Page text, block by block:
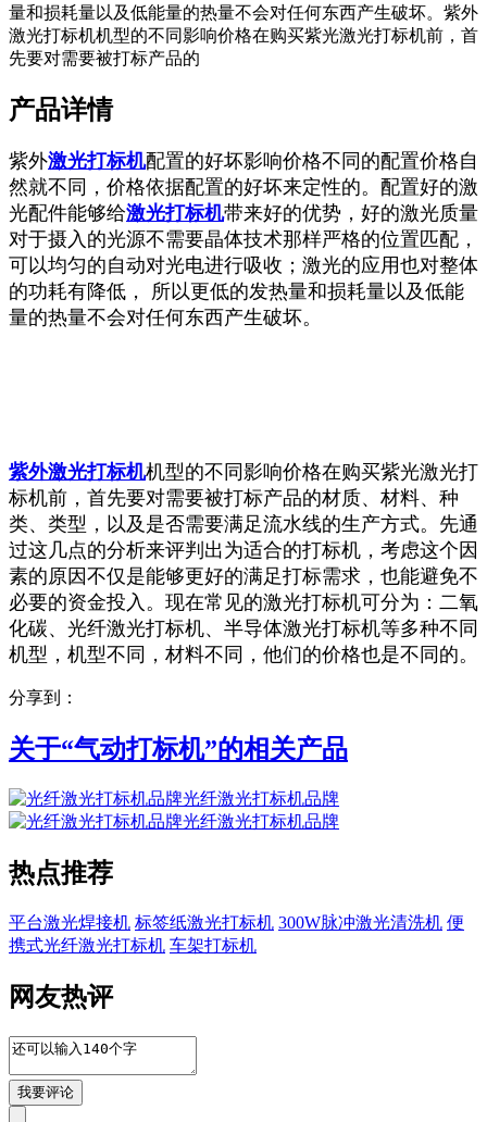
量和损耗量以及低能量的热量不会对任何东西产生破坏。紫外
激光打标机机型的不同影响价格在购买紫光激光打标机前，首
先要对需要被打标产品的
产品详情
紫外激光打标机配置的好坏影响价格不同的配置价格自
然就不同，价格依据配置的好坏来定性的。配置好的激
光配件能够给激光打标机带来好的优势，好的激光质量
对于摄入的光源不需要晶体技术那样严格的位置匹配，
可以均匀的自动对光电进行吸收；激光的应用也对整体
的功耗有降低， 所以更低的发热量和损耗量以及低能
量的热量不会对任何东西产生破坏。
紫外激光打标机机型的不同影响价格在购买紫光激光打
标机前，首先要对需要被打标产品的材质、材料、种
类、类型，以及是否需要满足流水线的生产方式。先通
过这几点的分析来评判出为适合的打标机，考虑这个因
素的原因不仅是能够更好的满足打标需求，也能避免不
必要的资金投入。现在常见的激光打标机可分为：二氧
化碳、光纤激光打标机、半导体激光打标机等多种不同
机型，机型不同，材料不同，他们的价格也是不同的。
分享到：
关于“气动打标机”的相关产品
光纤激光打标机品牌
光纤激光打标机品牌
热点推荐
平台激光焊接机 标签纸激光打标机 300W脉冲激光清洗机 便
携式光纤激光打标机 车架打标机
网友热评